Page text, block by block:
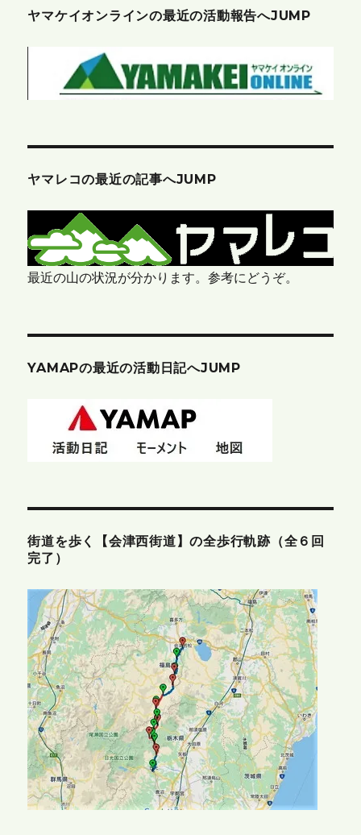
ヤマケイオンラインの最近の活動報告へJUMP
ヤマレコの最近の記事へJUMP
最近の山の状況が分かります。参考にどうぞ。
YAMAPの最近の活動日記へJUMP
街道を歩く【会津西街道】の全歩行軌跡（全６回
完了）